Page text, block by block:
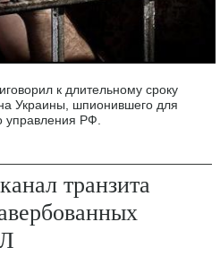
к длительному сроку
Украины, шпионившего для
управления РФ.
транзита